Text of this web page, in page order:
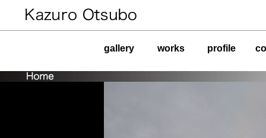
gallery works profile